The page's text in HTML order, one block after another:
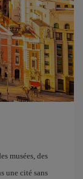
musées, des
une cité sans